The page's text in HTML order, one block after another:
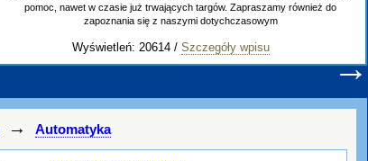
pomoc, nawet w czasie już trwających targów. Zapraszamy również do
zapoznania się z naszymi dotychczasowym
Wyświetleń: 20614 / Szczegóły wpisu
→
→ Automatyka